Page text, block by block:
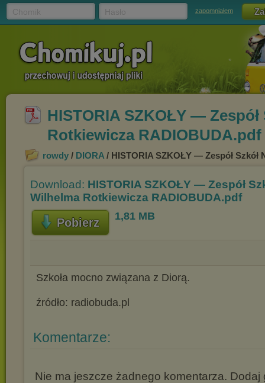
zapomniałem
HISTORIA SZKOŁY —
Rotkiewicza RADIOBUDA.pdf
rowdy / DIORA / HISTORIA SZKOŁY — Zespół
Download: HISTORIA SZKOŁY — Zespół
Wilhelma Rotkiewicza RADIOBUDA.pdf
Pobierz 1,81 MB
Szkoła mocno związana z Diorą.
źródło: radiobuda.pl
Komentarze:
Nie ma jeszcze żadnego komentarza. Dodaj